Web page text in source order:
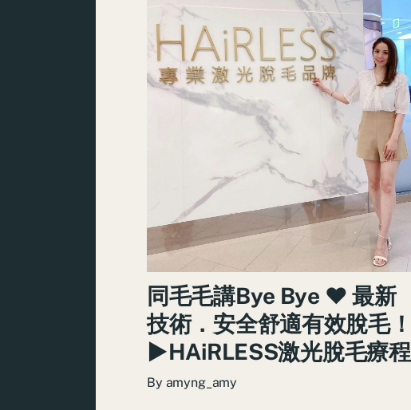
同毛毛講Bye Bye ♥ 最新
技術．安全舒適有效脫毛！
►HAiRLESS激光脫毛療程
By amyng_amy